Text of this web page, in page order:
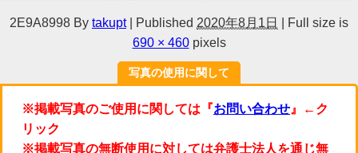
2E9A8998 By takupt Published 2020年8月1日
Full size is
690 × 460pixels
写真の使用に関して
※掲載写真のご使用に関しては『お問い合わせ 』←ク
リック
※掲載写真の無断使用に対しては弁護士法人を通じ無